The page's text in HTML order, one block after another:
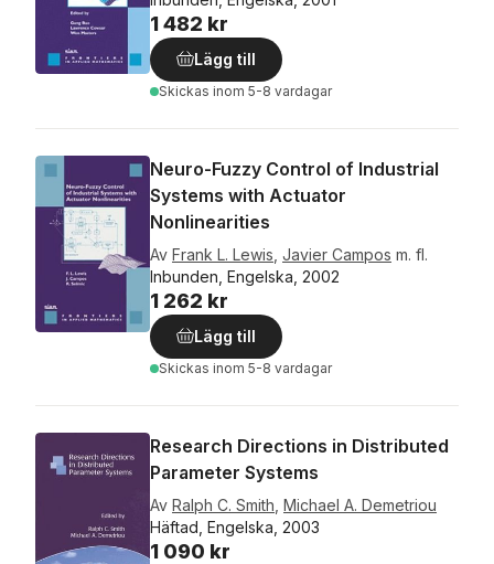
1 482 kr
Lägg till
Skickas inom 5-8 vardagar
Neuro-Fuzzy Control of Industrial
Systems with Actuator
Nonlinearities
Av Frank L. Lewis Javier Campos m. fl.
Inbunden, Engelska, 2002
1 262 kr
Lägg till
Skickas inom 5-8 vardagar
Research Directions in Distributed
Parameter Systems
Av Ralph C. Smith Michael A. Demetriou
Häftad, Engelska, 2003
1 090 kr